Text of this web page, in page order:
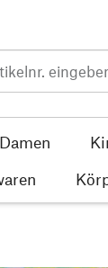
Damen